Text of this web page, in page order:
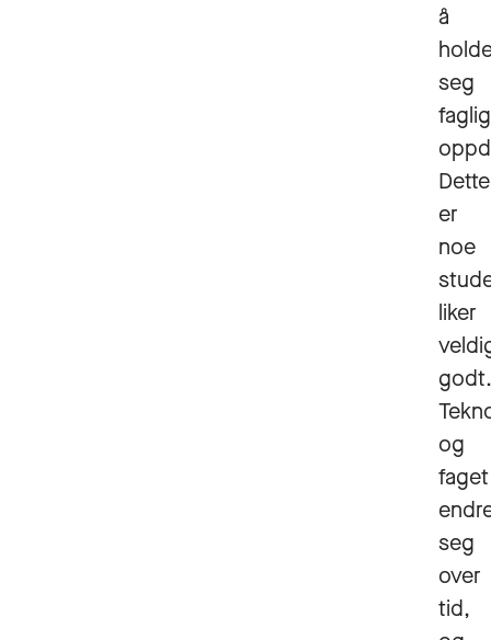
å
seg
faglig
Dette
er
noe
liker
godt.
og
faget
seg
over
tid,